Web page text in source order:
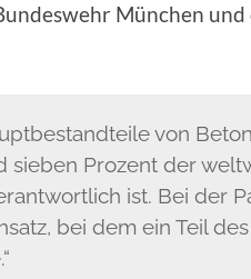
München
von
sieben Prozent der
ist. Bei der
bei dem ein Teil